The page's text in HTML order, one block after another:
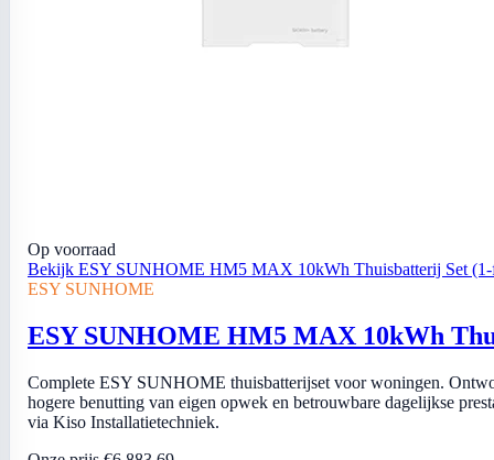
Op voorraad
Bekijk ESY SUNHOME HM5 MAX 10kWh Thuisbatterij Set (1-
ESY SUNHOME
ESY SUNHOME HM5 MAX 10kWh
Complete ESY SUNHOME thuisbatterijset voor woningen.
hogere benutting van eigen opwek en betrouwbare dagelijkse
via Kiso Installatietechniek.